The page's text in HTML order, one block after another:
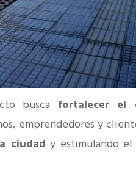
busca fortalecer el
emprendedores y
ciudad y estimulando